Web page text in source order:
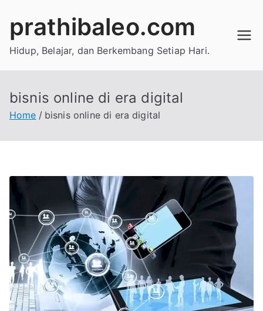
content
prathibaleo.com
Hidup, Belajar, dan Berkembang Setiap Hari.
bisnis online di era digital
Home bisnis online di era digital